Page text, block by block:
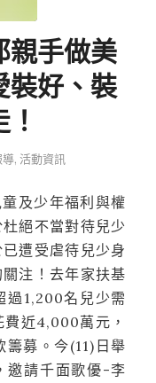
親手做美
裝好、裝
導, 活動資訊
及少年福利與權
絕不當對待兒少
遭受虐待兒少身
注！去年家扶基
過1,200名兒少需
近4,000萬元，
募。今(11)日舉
邀請千面歌優-李